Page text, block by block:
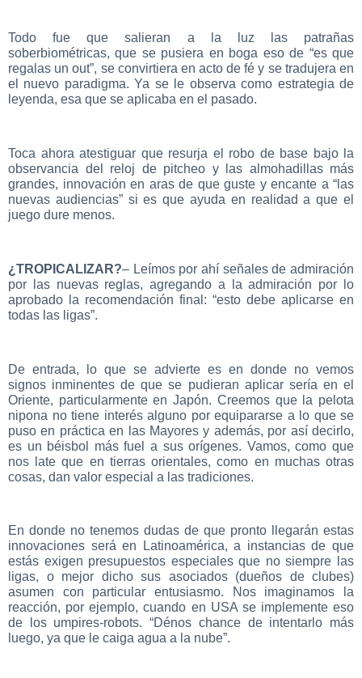
Todo fue que salieran a la luz las patrañas
soberbiométricas, que se pusiera en boga eso de “es que
regalas un out”, se convirtiera en acto de fé y se tradujera en
el nuevo paradigma. Ya se le observa como estrategia de
leyenda, esa que se aplicaba en el pasado.
Toca ahora atestiguar que resurja el robo de base bajo la
observancia del reloj de pitcheo y las almohadillas más
grandes, innovación en aras de que guste y encante a “las
nuevas audiencias” si es que ayuda en realidad a que el
juego dure menos.
¿TROPICALIZAR?– Leímos por ahí señales de admiración
por las nuevas reglas, agregando a la admiración por lo
aprobado la recomendación final: “esto debe aplicarse en
todas las ligas”.
De entrada, lo que se advierte es en donde no vemos
signos inminentes de que se pudieran aplicar sería en el
Oriente, particularmente en Japón. Creemos que la pelota
nipona no tiene interés alguno por equipararse a lo que se
puso en práctica en las Mayores y además, por así decirlo,
es un béisbol más fuel a sus orígenes. Vamos, como que
nos late que en tierras orientales, como en muchas otras
cosas, dan valor especial a las tradiciones.
En donde no tenemos dudas de que pronto llegarán estas
innovaciones será en Latinoamérica, a instancias de que
estás exigen presupuestos especiales que no siempre las
ligas, o mejor dicho sus asociados (dueños de clubes)
asumen con particular entusiasmo. Nos imaginamos la
reacción, por ejemplo, cuando en USA se implemente eso
de los umpires-robots. “Dénos chance de intentarlo más
luego, ya que le caiga agua a la nube”.